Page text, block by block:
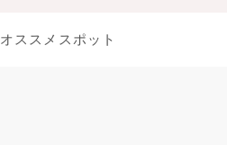
オススメスポット